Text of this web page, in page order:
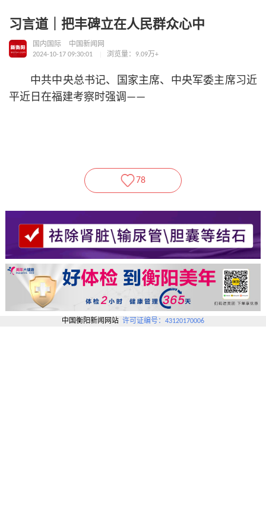
习言道｜把丰碑立在人民群众心中
国内国际
中国新闻网
2024-10-17 09:30:01
浏览量：9.09万+
中共中央总书记、国家主席、中央军委主席习近
平近日在福建考察时强调——
78
中国衡阳新闻网站 许可证编号：43120170006